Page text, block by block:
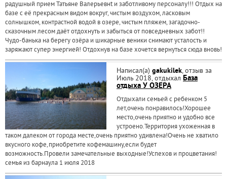
радушный прием Татьяне Валерьевнt и заботливому персоналу!!! Отдых на
базе с её прекрасным видом вокруг, чистым воздухом, ласковым
солнышком, контрастной водой в озере, чистым пляжем, загадочно-
сказочным лесом даёт отдохнуть и забыться от повседневных забот!!
Чудо-банька на берегу озёра и шикарные веники снимают усталость и
заряжают супер энергией! Отдохнув на базе хочется вернуться сюда вновь!
Написал(а) gakukilek, отзыв за
Июль 2018, отдыхал База
отдыха У ОЗЕРА
Отдыхали семьей с ребенком 5
лет,очень понравилось!Хорошее
место,очень приятно и удобно все
устроено.Территория ухоженная в
таком далеком от города месте,очень приятно удивлена!Очень не хватило
вкусного кофе,приобретите кофемашину,если будет
возможность.Провели замечательные выходные!Успехов и процветания!
семья из барнаула 1 июля 2018